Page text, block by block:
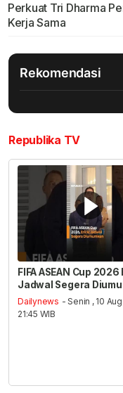
Perkuat Tri Dharma
Kerja Sama
Rekomendasi
Republika TV
FIFA ASEAN Cup 2026
Jadwal Segera
Dailynews - Senin , 10
21:45 WIB